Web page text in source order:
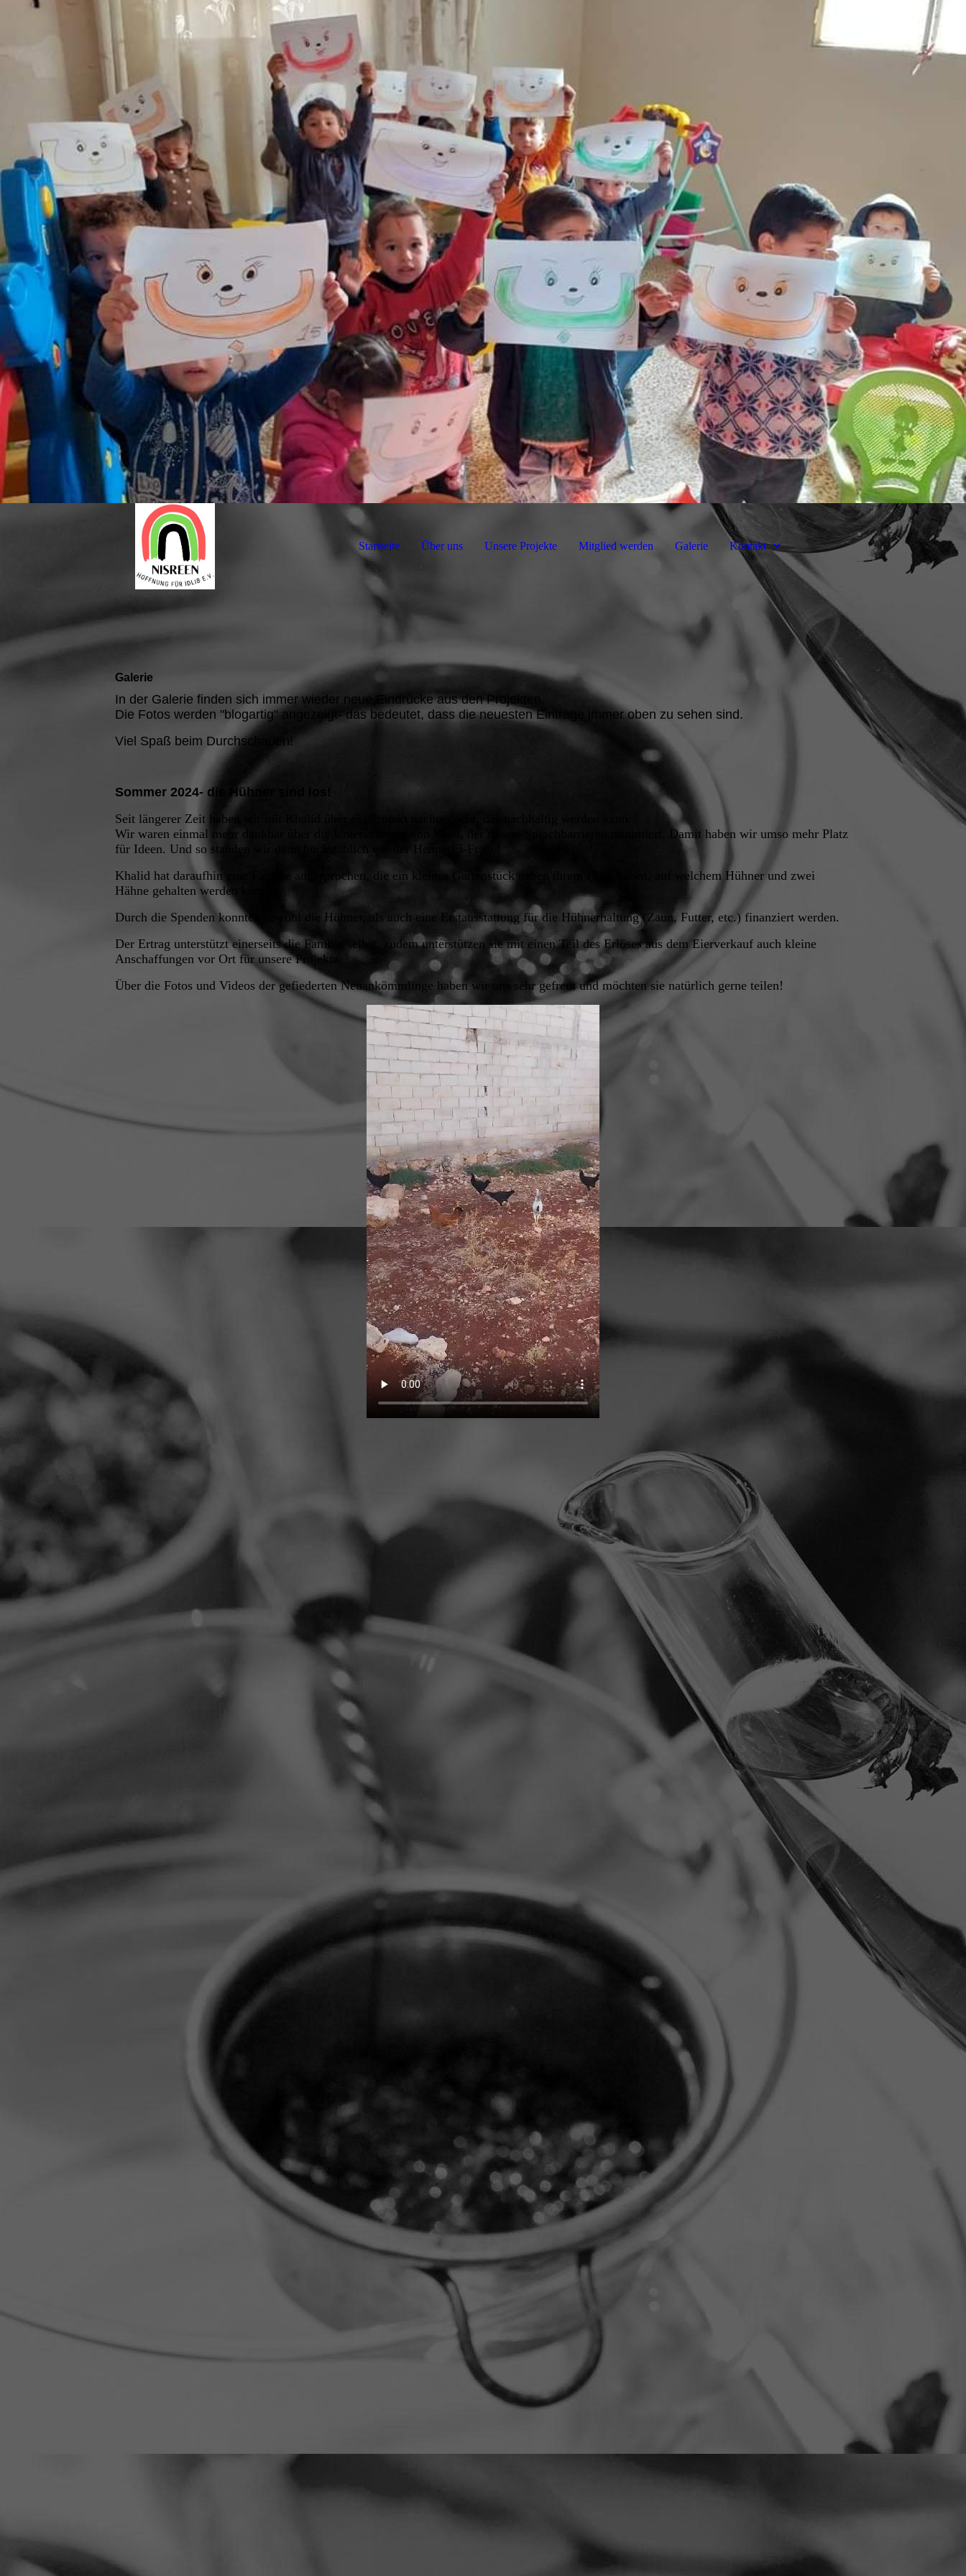
Startseite Über uns Unsere Projekte Mitglied werden Galerie Kontakt
Galerie
In der Galerie finden sich immer wieder neue Eindrücke aus den Projekten.
Die Fotos werden "blogartig" angezeigt- das bedeutet, dass die neuesten Einträge immer oben zu sehen sind.
Viel Spaß beim Durchschauen!
Sommer 2024- die Hühner sind los!
Seit längerer Zeit haben wir mit Khalid über ein Projekt nachgedacht, das nachhaltig werden kann.
Wir waren einmal mehr dankbar über die Unterstützung von Wael, der unsere Sprachbarrieren minimiert. Damit haben wir umso mehr Platz
für Ideen. Und so standen wir dann buchstäblich vor der Henne-Ei-Frage!
Khalid hat daraufhin eine Familie angesprochen, die ein kleines Gartenstück neben ihrem Haus haben, auf welchem Hühner und zwei
Hähne gehalten werden können.
Durch die Spenden konnten sowohl die Hühner, als auch eine Erstausstattung für die Hühnerhaltung (Zaun, Futter, etc.) finanziert werden.
Der Ertrag unterstützt einerseits die Familie selbst, zudem unterstützen sie mit einen Teil des Erlöses aus dem Eierverkauf auch kleine
Anschaffungen vor Ort für unsere Projekte.
Über die Fotos und Videos der gefiederten Neuankömmlinge haben wir uns sehr gefreut und möchten sie natürlich gerne teilen!